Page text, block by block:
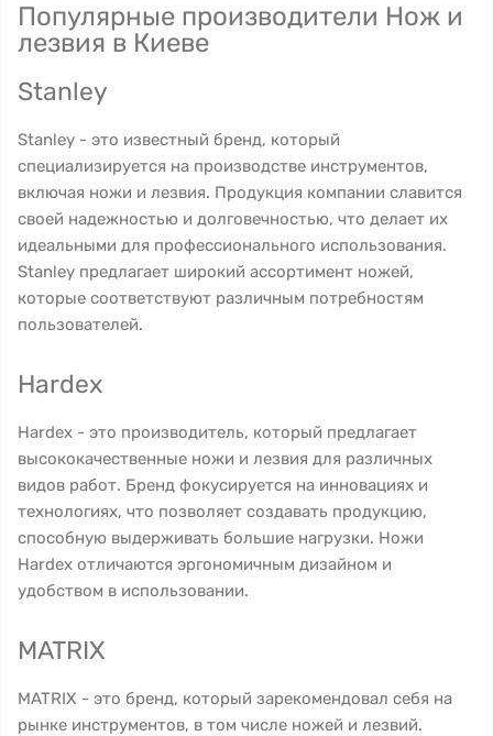
Популярные производители Нож и
лезвия в Киеве
Stanley
Stanley - это известный бренд, который
специализируется на производстве инструментов,
включая ножи и лезвия. Продукция компании славится
своей надежностью и долговечностью, что делает их
идеальными для профессионального использования.
Stanley предлагает широкий ассортимент ножей,
которые соответствуют различным потребностям
пользователей.
Hardex
Hardex - это производитель, который предлагает
высококачественные ножи и лезвия для различных
видов работ. Бренд фокусируется на инновациях и
технологиях, что позволяет создавать продукцию,
способную выдерживать большие нагрузки. Ножи
Hardex отличаются эргономичным дизайном и
удобством в использовании.
MATRIX
MATRIX - это бренд, который зарекомендовал себя на
рынке инструментов, в том числе ножей и лезвий.